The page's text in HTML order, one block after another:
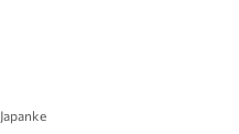
Japanke